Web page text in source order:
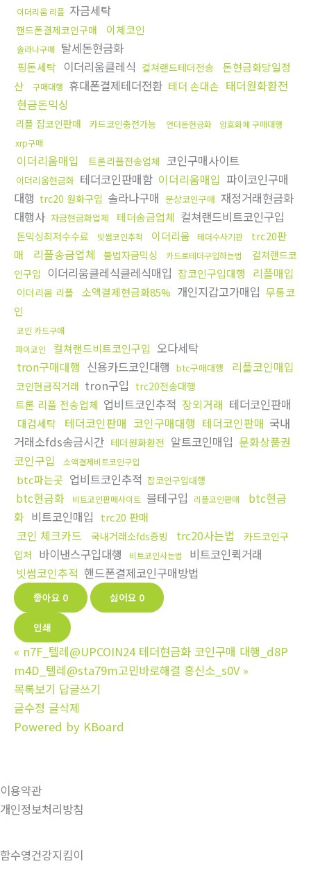
이더리움 리플 자금세탁
핸드폰결제코인구매 이체코인
솔라나구매 탈세돈현금화
핑돈세탁 이더리움클레식 컬쳐랜드테더전송
돈현금화당일정
산
구매대행 휴대폰결제테더전환 테더 손대손 태더원화환전
현금돈믹싱
리플 잡코인판매 카드코인충전가능 언더돈현금화
암호화폐 구매대행
xrp구매
이더리움매입 트론리플전송업체 코인구매사이트
이더리움현금화 테더코인판매함 이더리움매입 파이코인구매
대행 trc20 원화구입 솔라나구매 문상코인구매 재정거래현금화
대행사 자금현금화업체 테더송금업체 컬쳐랜드비트코인구입
돈믹싱최저수수료 빗썸코인추적 이더리움 테더수사기관
trc20판
매
리플송금업체 불법자금믹싱 카드로테더구입하는법
컬쳐랜드코
인구입
이더리움클레식클레식매입 잡코인구입대행 리플매입
이더리움 리플 소액결제현금화85% 개인지갑고가매입 무통코
인
코인 카드구매
파이코인
컬쳐랜드비트코인구입 오다세탁
tron구매대행 신용카드코인대행 btc구매대행 리플코인매입
코인현금직거래 tron구입 trc20전송대행
트론 리플 전송업체 업비트코인추적 장외거래 테더코인판매
대검세탁 테더코인판매 코인구매대행 테더코인판매 국내
거래소fds송금시간 테더원화환전 알트코인매입 문화상품권
코인구입
소액결제비트코인구입
btc파는곳 업비트코인추적 잡코인구입대행
btc현금화 비트코인판매사이트 블테구입 리플코인판매
btc현금
화 비트코인매입 trc20 판매
코인 체크카드 국내거래소fds증빙 trc20사는법
카드코인구
입처 바이낸스구입대행 비트코인사는법
비트코인퀵거래
빗썸코인추적 핸드폰결제코인구매방법
좋아요 0 싫어요 0
인쇄
« n7F_텔레@UPCOIN24 테더현금화 코인구매 대행_d8P
m4D_텔레@sta79m고민바로해결 흥신소_s0V »
목록보기 답글쓰기
글수정 글삭제
Powered by KBoard
이용약관
개인정보처리방침
함수영건강지킴이